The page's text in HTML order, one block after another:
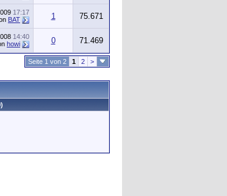
17:17
BAT 1 75.671
14:40
howi 0 71.469
Seite 1 von 2 1 2 >